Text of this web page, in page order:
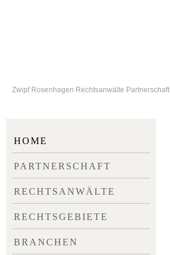
Zwipf Rosenhagen Rechtsanwälte Partnerschaft
ÜBERSPRINGEN
HOME
PARTNERSCHAFT
RECHTSANWÄLTE
RECHTSGEBIETE
BRANCHEN